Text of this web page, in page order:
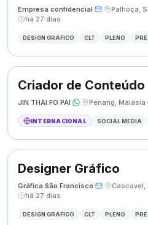
Empresa confidencial· ·
há 27 dias
DESIGN GRÁFICO CLT PLENO
Criador de Conteúdo
JIN THAI FO PAI· · Penang, Malásia·
INTERNACIONAL SOCIAL MEDIA
Designer Gráfico
Gráfica São Francisco· · Cascavel,
há 27 dias
DESIGN GRÁFICO CLT PLENO